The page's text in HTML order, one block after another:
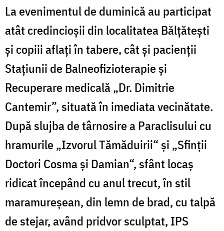
La evenimentul de duminică au participat
atât credincioșii din localitatea Bălțătești
și copiii aflați în tabere, cât și pacienții
Stațiunii de Balneofizioterapie și
Recuperare medicală „Dr. Dimitrie
Cantemir”, situată în imediata vecinătate.
După slujba de târnosire a Paraclisului cu
hramurile „Izvorul Tămăduirii“ şi „Sfinţii
Doctori Cosma şi Damian“, sfânt locaş
ridicat începând cu anul trecut, în stil
maramureşean, din lemn de brad, cu talpă
de stejar, având pridvor sculptat, IPS